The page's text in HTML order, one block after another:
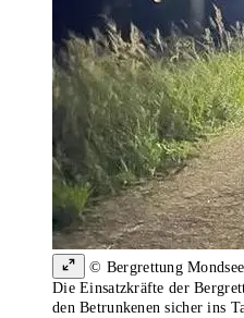
© Bergrettung
Die Einsatzkräfte der
den Betrunkenen sicher ins